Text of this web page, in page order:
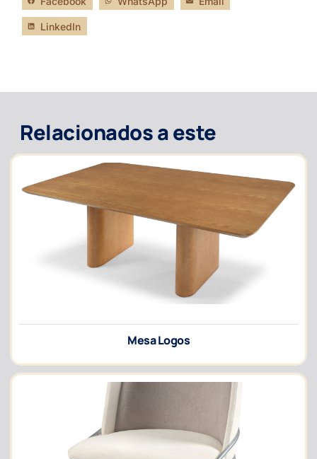
LinkedIn
Relacionados a este
Mesa Logos